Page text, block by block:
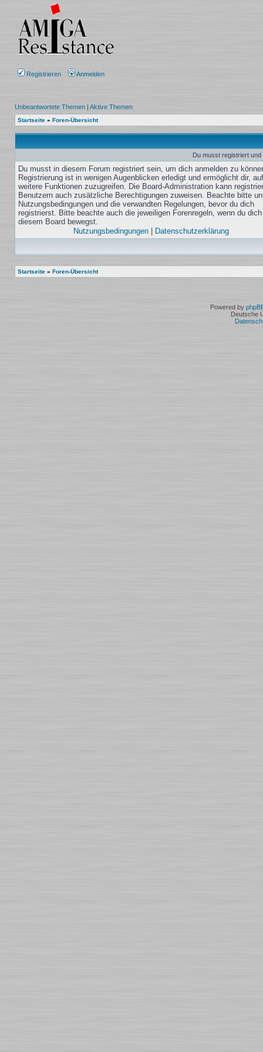
Registrieren Anmelden
Unbeantwortete Themen | Aktive Themen
Startseite » Foren-Übersicht
Du musst registriert
Du musst in diesem Forum registriert sein, um dich anmelden zu
Registrierung ist in wenigen Augenblicken erledigt und ermöglicht dir, auf
weitere Funktionen zuzugreifen. Die Board-Administration kann
Benutzern auch zusätzliche Berechtigungen zuweisen. Beachte bitte
Nutzungsbedingungen und die verwandten Regelungen, bevor du dich
registrierst. Bitte beachte auch die jeweiligen Forenregeln, wenn du
diesem Board bewegst.
Nutzungsbedingungen
Datenschutzerklärung
Startseite » Foren-Übersicht
Powered by
Deutsche